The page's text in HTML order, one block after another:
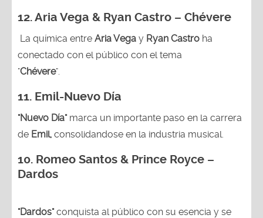
12. Aria Vega & Ryan Castro – Chévere
La química entre Aria Vega y Ryan Castro ha
conectado con el público con el tema
"Chévere".
11. Emil-Nuevo Día
"Nuevo Día"marca un importante paso en la carrera
de Emil, consolidandose en la industria musical.
10. Romeo Santos & Prince Royce –
Dardos
"Dardos"conquista al público con su esencia y se